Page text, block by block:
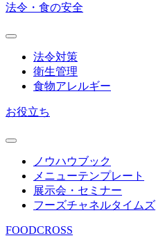
法令・食の安全
法令対策
衛生管理
食物アレルギー
お役立ち
ノウハウブック
メニューテンプレート
展示会・セミナー
フーズチャネルタイムズ
FOODCROSS